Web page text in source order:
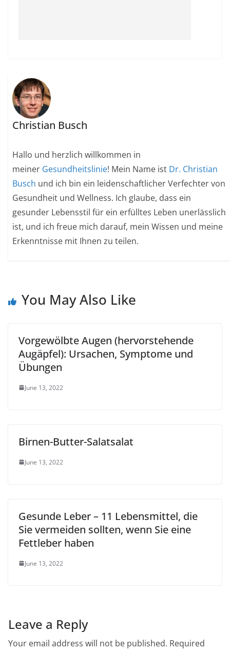
Christian Busch
Hallo und herzlich willkommen in
meiner Gesundheitslinie! Mein Name ist Dr. Christian
Busch und ich bin ein leidenschaftlicher Verfechter von
Gesundheit und Wellness. Ich glaube, dass ein
gesunder Lebensstil für ein erfülltes Leben unerlässlich
ist, und ich freue mich darauf, mein Wissen und meine
Erkenntnisse mit Ihnen zu teilen.
You May Also Like
Vorgewölbte Augen (hervorstehende
Augäpfel): Ursachen, Symptome und
Übungen
June 13, 2022
Birnen-Butter-Salatsalat
June 13, 2022
Gesunde Leber – 11 Lebensmittel, die
Sie vermeiden sollten, wenn Sie eine
Fettleber haben
June 13, 2022
Leave a Reply
Your email address will not be published. Required